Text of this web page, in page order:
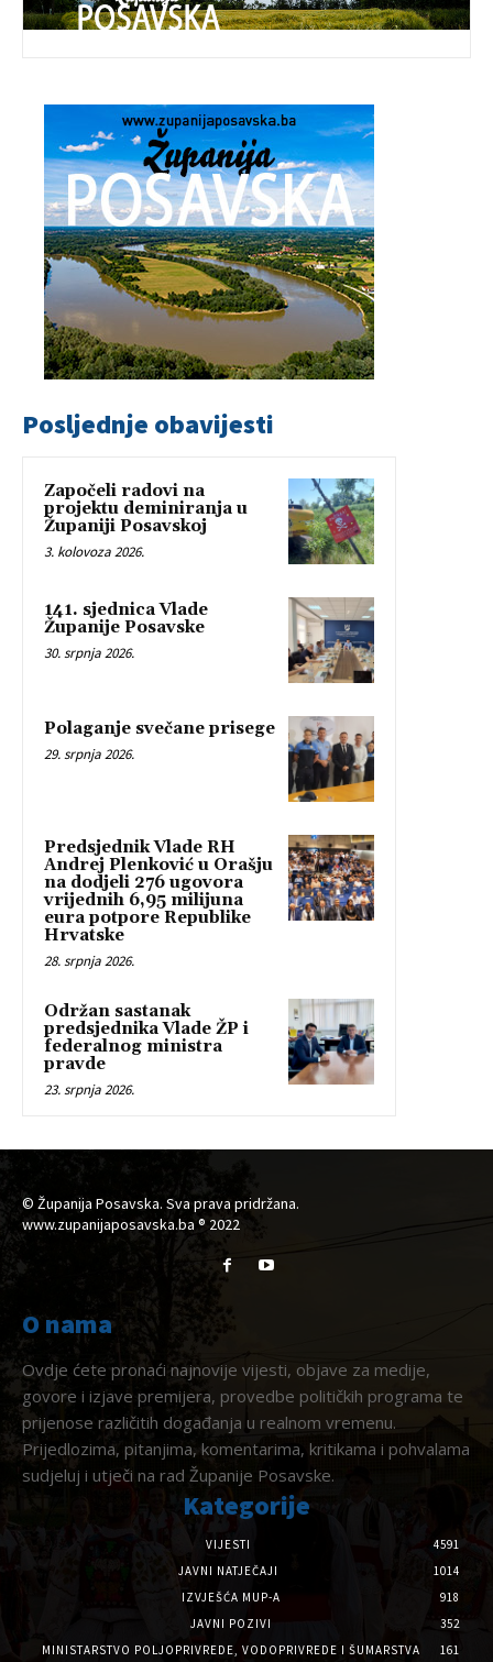
Posljednje obavijesti
Započeli radovi na
projektu deminiranja u
Županiji Posavskoj
3. kolovoza 2026.
141. sjednica Vlade
Županije Posavske
30. srpnja 2026.
Polaganje svečane prisege
29. srpnja 2026.
Predsjednik Vlade RH
Andrej Plenković u Orašju
na dodjeli 276 ugovora
vrijednih 6,95 milijuna
eura potpore Republike
Hrvatske
28. srpnja 2026.
Održan sastanak
predsjednika Vlade ŽP i
federalnog ministra
pravde
23. srpnja 2026.
© Županija Posavska. Sva prava pridržana.
www.zupanijaposavska.ba ® 2022
O nama
Ovdje ćete pronaći najnovije vijesti, objave za medije,
govore i izjave premijera, provedbe političkih programa te
prijenose različitih događanja u realnom vremenu.
Prijedlozima, pitanjima, komentarima, kritikama i pohvalama
sudjeluj i utječi na rad Županije Posavske.
Kategorije
VIJESTI
4591
JAVNI NATJEČAJI
1014
IZVJEŠĆA MUP-A
918
JAVNI POZIVI
352
MINISTARSTVO POLJOPRIVREDE, VODOPRIVREDE I ŠUMARSTVA
161